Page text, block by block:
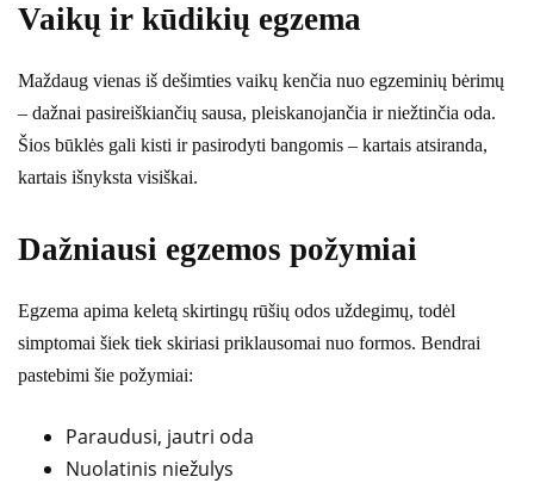
Vaikų ir kūdikių egzema
Maždaug vienas iš dešimties vaikų kenčia nuo egzeminių bėrimų
– dažnai pasireiškiančių sausa, pleiskanojančia ir niežtinčia oda.
Šios būklės gali kisti ir pasirodyti bangomis – kartais atsiranda,
kartais išnyksta visiškai.
Dažniausi egzemos požymiai
Egzema apima keletą skirtingų rūšių odos uždegimų, todėl
simptomai šiek tiek skiriasi priklausomai nuo formos. Bendrai
pastebimi šie požymiai:
Paraudusi, jautri oda
Nuolatinis niežulys